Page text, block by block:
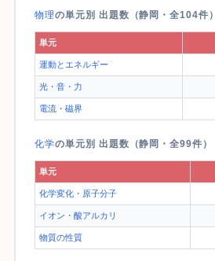
物理の単元別 出題数（静岡・全104件）
単元
運動とエネルギー
光・音・力
電流・磁界
化学の単元別 出題数（静岡・全99件）
単元
化学変化・原子分子
イオン・酸アルカリ
物質の性質